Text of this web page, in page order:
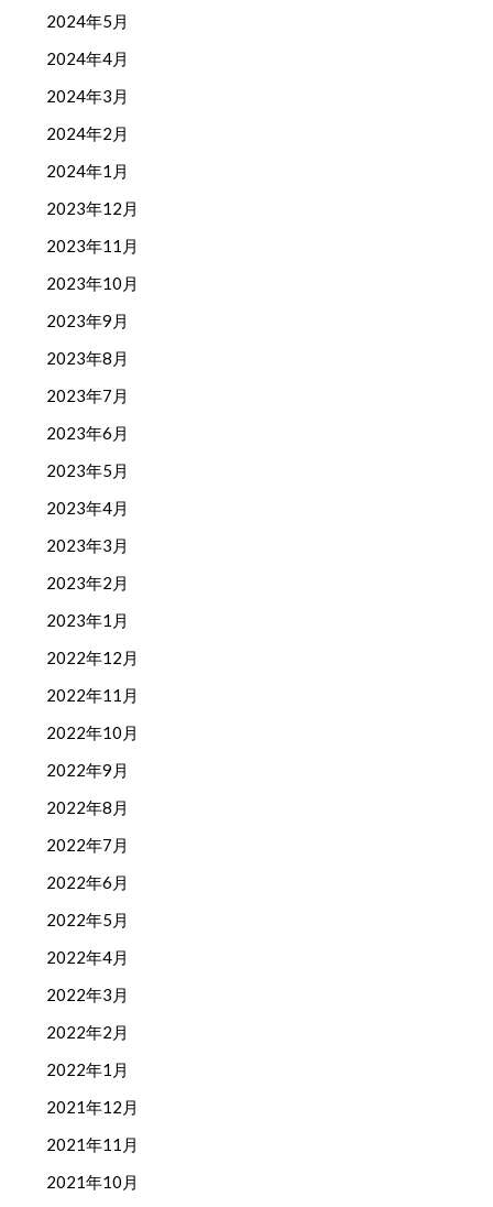
2024年5月
2024年4月
2024年3月
2024年2月
2024年1月
2023年12月
2023年11月
2023年10月
2023年9月
2023年8月
2023年7月
2023年6月
2023年5月
2023年4月
2023年3月
2023年2月
2023年1月
2022年12月
2022年11月
2022年10月
2022年9月
2022年8月
2022年7月
2022年6月
2022年5月
2022年4月
2022年3月
2022年2月
2022年1月
2021年12月
2021年11月
2021年10月